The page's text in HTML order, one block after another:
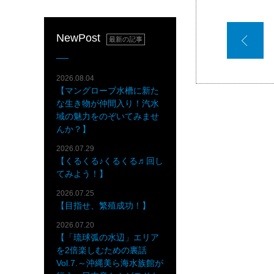
NewPost 最新の記事
2026.08.04
【マングローブ水槽に新た
な生き物が仲間入り！汽水
域の魅力をのぞいてみませ
んか？】
2026.07.29
【くるくる♪くるくる♬回し
てみよう！】
2026.07.25
【目指せ、繁殖成功！】
2026.07.20
【「琉球弧の水辺」エリア
を2倍楽しむための裏話
Vol.7.～沖縄美ら海水族館が